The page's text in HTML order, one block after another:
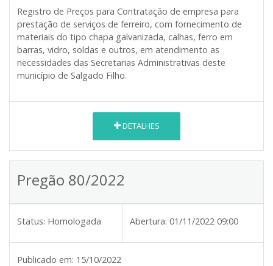
Registro de Preços para Contratação de empresa para
prestação de serviços de ferreiro, com fornecimento de
materiais do tipo chapa galvanizada, calhas, ferro em
barras, vidro, soldas e outros, em atendimento as
necessidades das Secretarias Administrativas deste
município de Salgado Filho.
DETALHES
Pregão 80/2022
Status: Homologada Abertura: 01/11/2022 09:00
Publicado em: 15/10/2022